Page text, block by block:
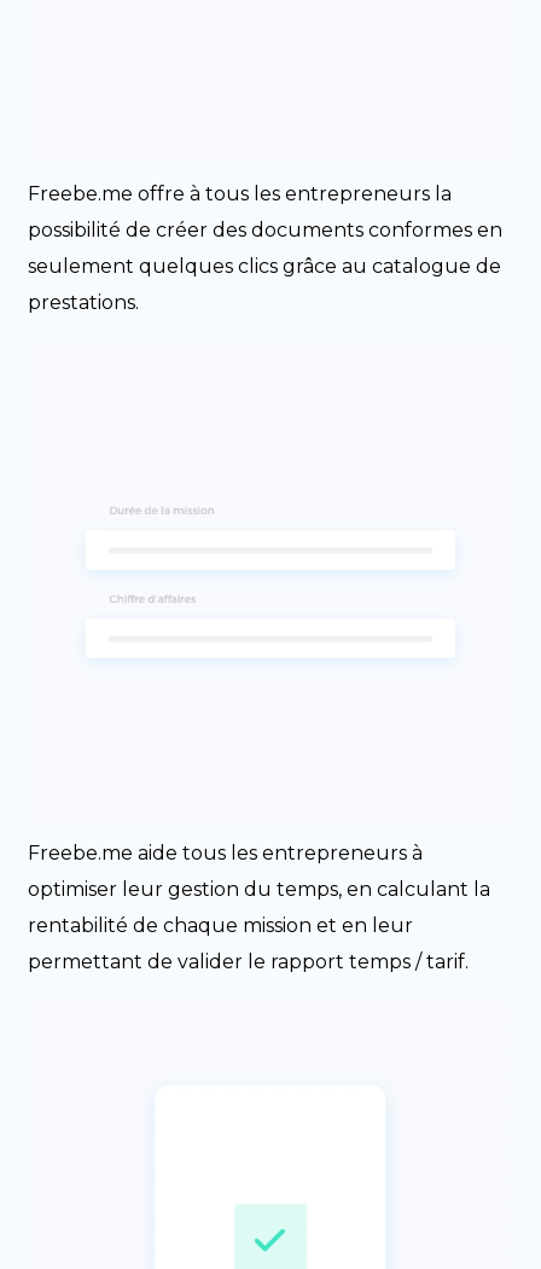
Freebe.me offre à tous les entrepreneurs la
possibilité de créer des documents conformes en
seulement quelques clics grâce au catalogue de
prestations.
Freebe.me aide tous les entrepreneurs à
optimiser leur gestion du temps, en calculant la
rentabilité de chaque mission et en leur
permettant de valider le rapport temps / tarif.